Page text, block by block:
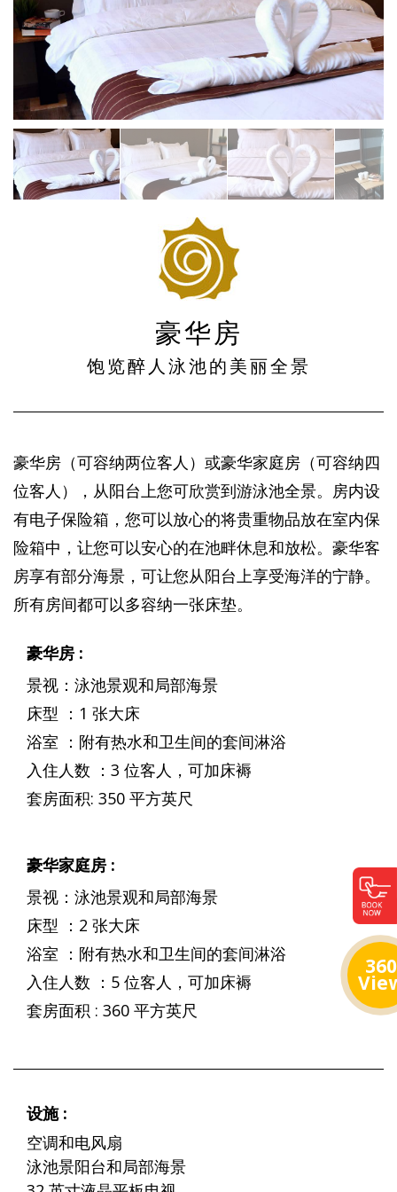
360
豪华房
饱览醉人泳池的美丽全景
豪华房（可容纳两位客人）或豪华家庭房（可容纳四
位客人），从阳台上您可欣赏到游泳池全景。房内设
有电子保险箱，您可以放心的将贵重物品放在室内保
险箱中，让您可以安心的在池畔休息和放松。豪华客
房享有部分海景，可让您从阳台上享受海洋的宁静。
所有房间都可以多容纳一张床垫。
豪华房 :
景视：泳池景观和局部海景
床型 ：1 张大床
浴室 ：附有热水和卫生间的套间淋浴
入住人数 ：3 位客人，可加床褥
套房面积: 350 平方英尺
豪华家庭房 :
景视：泳池景观和局部海景
床型 ：2 张大床
浴室 ：附有热水和卫生间的套间淋浴
入住人数 ：5 位客人，可加床褥
套房面积 : 360 平方英尺
设施 :
空调和电风扇
泳池景阳台和局部海景